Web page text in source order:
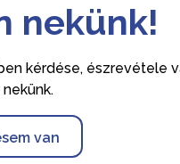
nekünk!
kérdése, észrevétele
van